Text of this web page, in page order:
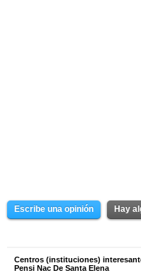
Escribe una opinión Hay
Centros (instituciones)
Pensi Nac De Santa Elena